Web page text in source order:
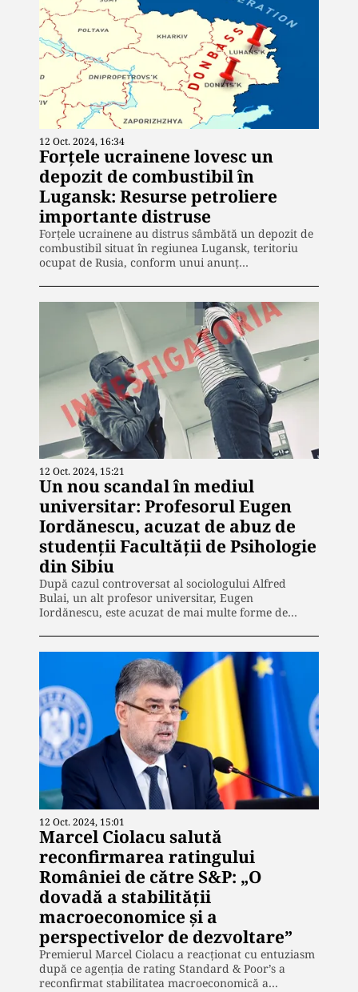
12 Oct. 2024, 16:34
Forțele ucrainene lovesc un
depozit de combustibil în
Lugansk: Resurse petroliere
importante distruse
Forțele ucrainene au distrus sâmbătă un depozit de
combustibil situat în regiunea Lugansk, teritoriu
ocupat de Rusia, conform unui anunț…
12 Oct. 2024, 15:21
Un nou scandal în mediul
universitar: Profesorul Eugen
Iordănescu, acuzat de abuz de
studenții Facultății de Psihologie
din Sibiu
După cazul controversat al sociologului Alfred
Bulai, un alt profesor universitar, Eugen
Iordănescu, este acuzat de mai multe forme de…
12 Oct. 2024, 15:01
Marcel Ciolacu salută
reconfirmarea ratingului
României de către S&P: „O
dovadă a stabilității
macroeconomice și a
perspectivelor de dezvoltare”
Premierul Marcel Ciolacu a reacționat cu entuziasm
după ce agenția de rating Standard & Poor’s a
reconfirmat stabilitatea macroeconomică a…